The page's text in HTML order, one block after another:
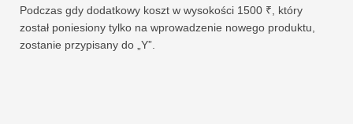
Podczas gdy dodatkowy koszt w wysokości 1500 ₹, który
został poniesiony tylko na wprowadzenie nowego produktu,
zostanie przypisany do „Y”.